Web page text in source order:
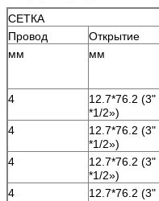
СЕТКА
Провод
Открытие
мм
мм
4
12.7*76.2 (3"
*1/2»)
4
12.7*76.2 (3"
*1/2»)
4
12.7*76.2 (3"
*1/2»)
4
12.7*76.2 (3"